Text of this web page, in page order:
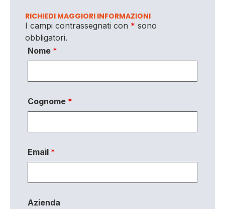
RICHIEDI MAGGIORI INFORMAZIONI
I campi contrassegnati con * sono
obbligatori.
Nome *
Cognome *
Email *
Azienda